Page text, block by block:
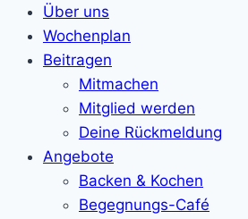
Über uns
Wochenplan
Beitragen
Mitmachen
Mitglied werden
Deine Rückmeldung
Angebote
Backen & Kochen
Begegnungs-Café